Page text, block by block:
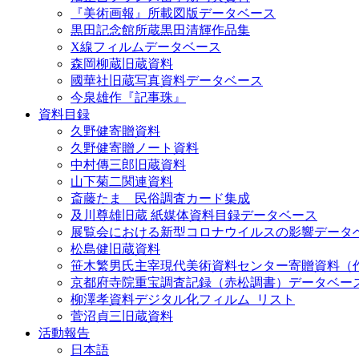
『美術画報』所載図版データベース
黒田記念館所蔵黒田清輝作品集
X線フィルムデータベース
森岡柳蔵旧蔵資料
國華社旧蔵写真資料データベース
今泉雄作『記事珠』
資料目録
久野健寄贈資料
久野健寄贈ノート資料
中村傳三郎旧蔵資料
山下菊二関連資料
斎藤たま 民俗調査カード集成
及川尊雄旧蔵 紙媒体資料目録データベース
展覧会における新型コロナウイルスの影響データ
松島健旧蔵資料
笹木繁男氏主宰現代美術資料センター寄贈資料（
京都府寺院重宝調査記録（赤松調書）データベー
柳澤孝資料デジタル化フィルム_リスト
菅沼貞三旧蔵資料
活動報告
日本語